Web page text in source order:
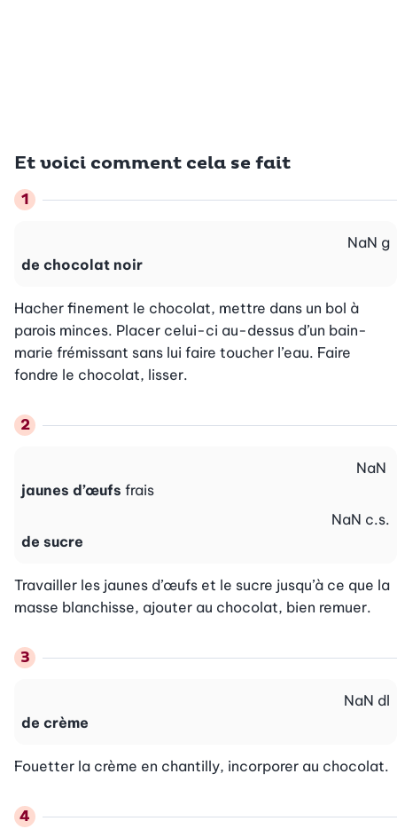
Et voici comment cela se fait
de chocolat noir
NaN g
Hacher finement le chocolat, mettre dans un bol à
parois minces. Placer celui-ci au-dessus d’un bain-
marie frémissant sans lui faire toucher l’eau. Faire
fondre le chocolat, lisser.
jaunes d’œufs frais
NaN
de sucre
NaN c.s.
Travailler les jaunes d’œufs et le sucre jusqu’à ce que la
masse blanchisse, ajouter au chocolat, bien remuer.
de crème
NaN dl
Fouetter la crème en chantilly, incorporer au chocolat.